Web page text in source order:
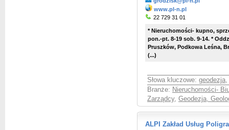
www.pl-n.pl
22 729 31 01
* Nieruchomości- kupno,
pon.-pt. 8-19 sob. 9-14. *
Pruszków, Podkowa Leśna,
(...)
Słowa kluczowe: geodezja,
Branże: Nieruchomości-
Zarządcy, Geodezja,
ALPI Zakład Usług